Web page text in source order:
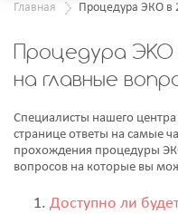
Главная Процедура ЭКО в
Процедура ЭКО
на главные
Специалисты нашего
странице ответы на самые
прохождения процедуры
вопросов на которые вы
Доступно ли